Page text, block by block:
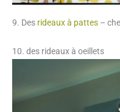
9. Des rideaux à pattes –
10. des rideaux à oeillets